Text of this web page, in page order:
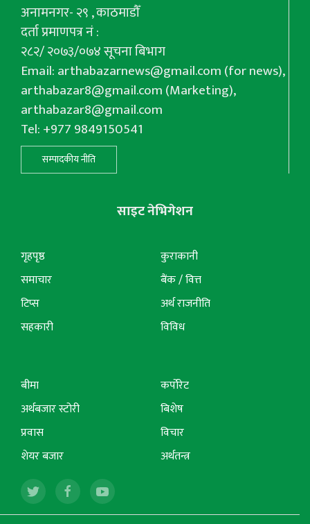
अनामनगर- २९ , काठमाडौँ
दर्ता प्रमाणपत्र नं :
२८२/ २०७३/०७४ सूचना बिभाग
Email:arthabazarnews@gmail.com(for news),
arthabazar8@gmail.com(Marketing),
arthabazar8@gmail.com
Tel: +977 9849150541
सम्पादकीय नीति
साइट नेभिगेशन
गृहपृष्ठ
समाचार
टिप्स
सहकारी
कुराकानी
बैंक / वित्त
अर्थ राजनीति
विविध
बीमा
अर्थबजार स्टोरी
प्रवास
शेयर बजार
कर्पोरेट
बिशेष
विचार
अर्थतन्त्र